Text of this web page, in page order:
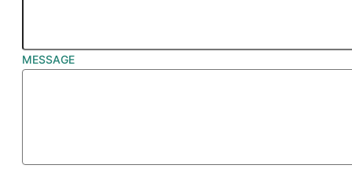
MESSAGE